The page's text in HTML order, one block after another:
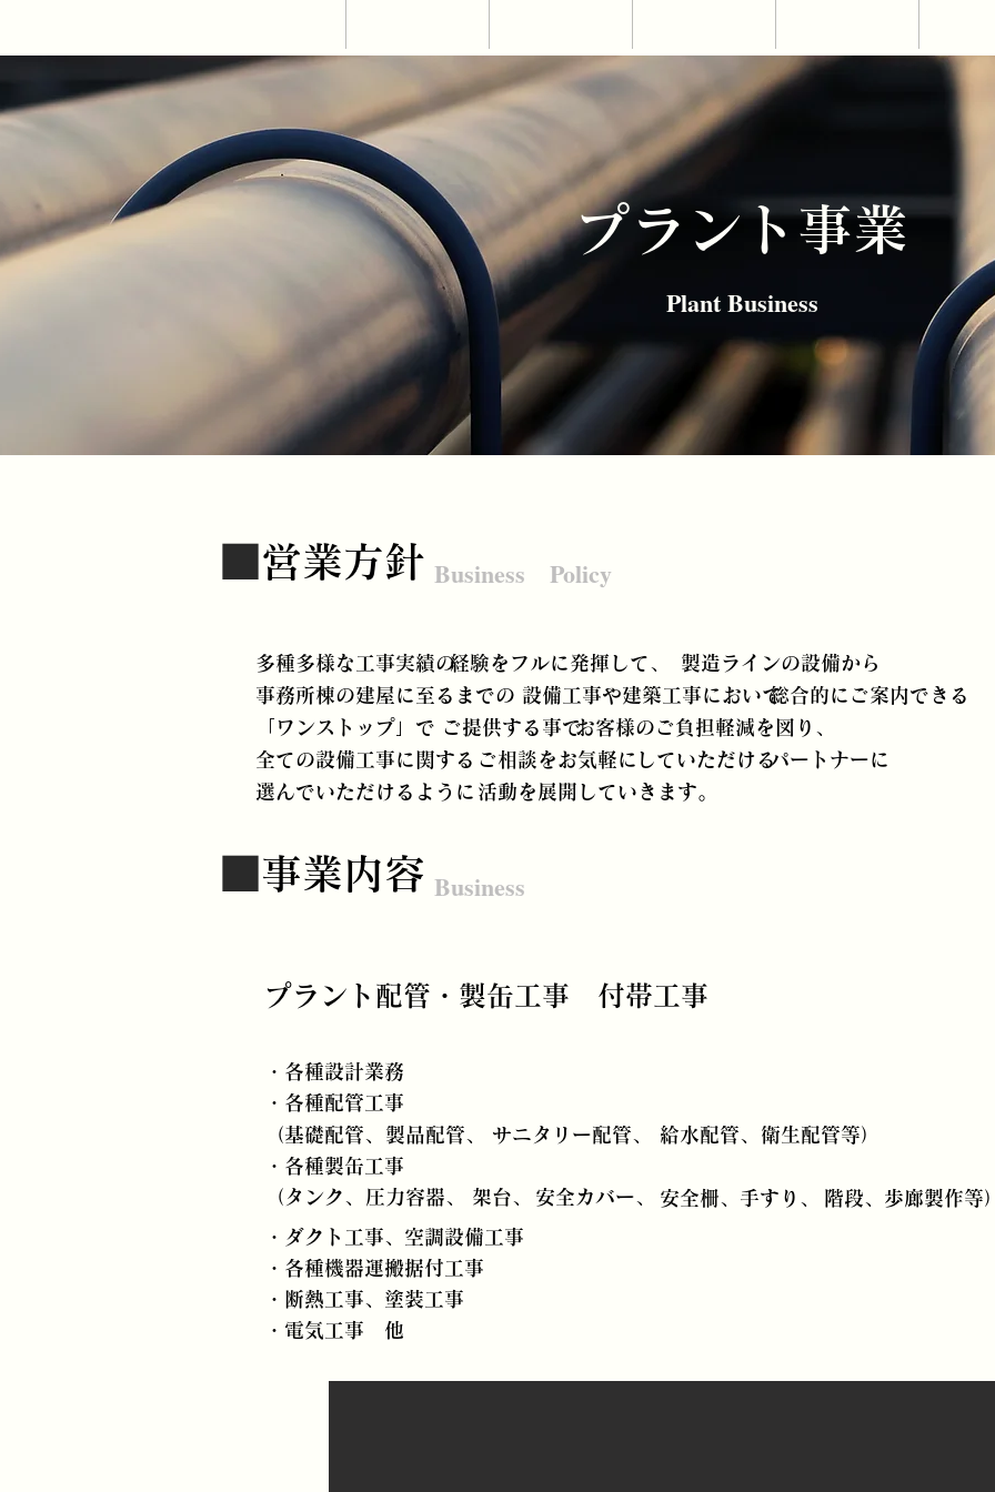
​プラント事業
​Plant Business
■営業方針 Business Policy
多種多様な工事実績の経験をフルに発揮して、
製造ラインの設備から
​事務所棟の建屋に至るまでの 設備工事や建築工事において​総合的にご案内できる
「ワンストップ」で ご提供する事で​お客様のご負担軽減を図り、
​全ての設備工事に関する ご相談をお気軽に していただけるパートナーに
選んでいただけるように 活動を展開していきます。
■事業内容 Business
プラント配管・製缶工事 付帯工事
・各種設計業務
・各種配管工事
（基礎配管、
製品配管、 ​サニタリー配管、 給水配管、
衛生配管等）
​・各種製缶工事
（タンク、
圧力容器、 架台、 安全カバー、 安全柵、手すり、
階段、歩廊製作等
・ダクト工事、空調設備工事
・各種機器運搬据付工事
・断熱工事、塗装工事
・電気工事 他